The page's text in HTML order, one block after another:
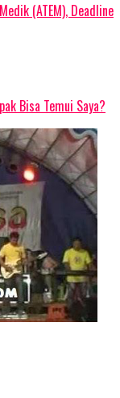
(ATEM), Deadline
Bisa Temui Saya?